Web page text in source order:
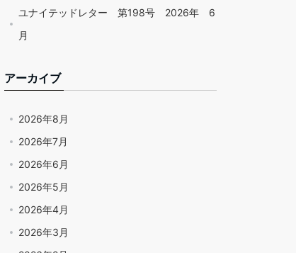
ユナイテッドレター 第198号 2026年 6
月
アーカイブ
2026年8月
2026年7月
2026年6月
2026年5月
2026年4月
2026年3月